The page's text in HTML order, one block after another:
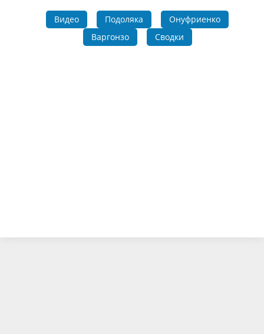
Видео Подоляка
Онуфриенко
Варгонзо
Сводки